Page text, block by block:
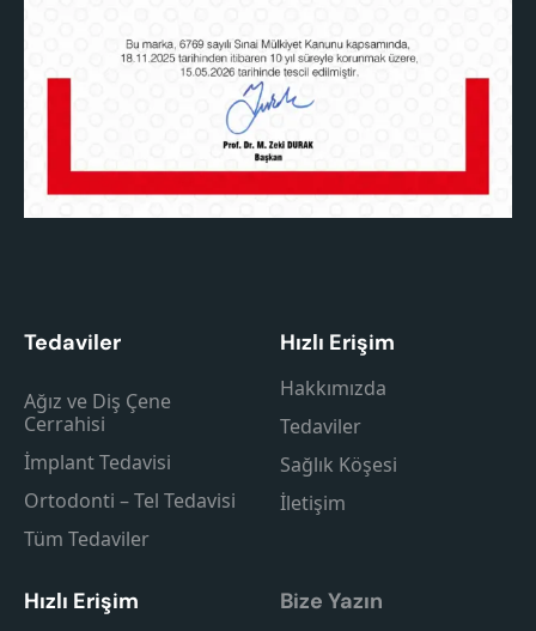
Tedaviler
Ağız ve Diş Çene
Cerrahisi
İmplant Tedavisi
Ortodonti – Tel Tedavisi
Tüm Tedaviler
Hızlı Erişim
Hakkımızda
Tedaviler
Sağlık Köşesi
İletişim
Hızlı Erişim Bize Yazın